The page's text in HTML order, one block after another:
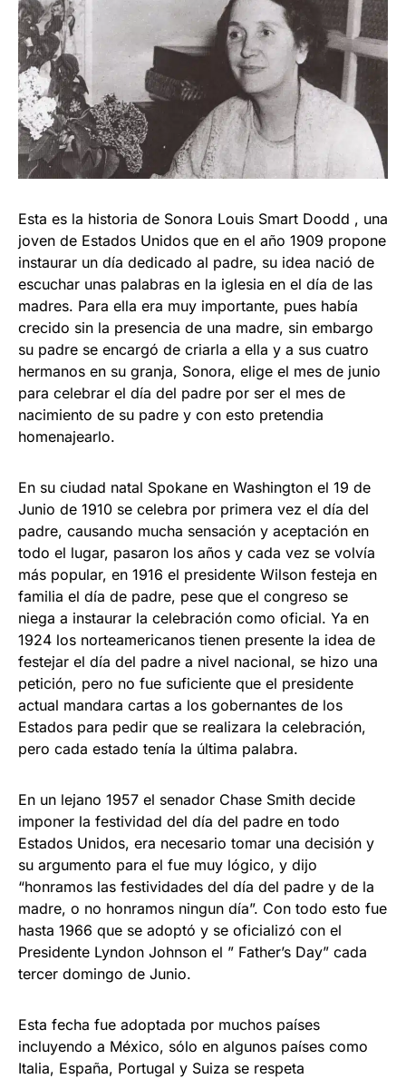
Esta es la historia de Sonora Louis Smart Doodd , una
joven de Estados Unidos que en el año 1909 propone
instaurar un día dedicado al padre, su idea nació de
escuchar unas palabras en la iglesia en el día de las
madres. Para ella era muy importante, pues había
crecido sin la presencia de una madre, sin embargo
su padre se encargó de criarla a ella y a sus cuatro
hermanos en su granja, Sonora, elige el mes de junio
para celebrar el día del padre por ser el mes de
nacimiento de su padre y con esto pretendia
homenajearlo.
En su ciudad natal Spokane en Washington el 19 de
Junio de 1910 se celebra por primera vez el día del
padre, causando mucha sensación y aceptación en
todo el lugar, pasaron los años y cada vez se volvía
más popular, en 1916 el presidente Wilson festeja en
familia el día de padre, pese que el congreso se
niega a instaurar la celebración como oficial. Ya en
1924 los norteamericanos tienen presente la idea de
festejar el día del padre a nivel nacional, se hizo una
petición, pero no fue suficiente que el presidente
actual mandara cartas a los gobernantes de los
Estados para pedir que se realizara la celebración,
pero cada estado tenía la última palabra.
En un lejano 1957 el senador Chase Smith decide
imponer la festividad del día del padre en todo
Estados Unidos, era necesario tomar una decisión y
su argumento para el fue muy lógico, y dijo
“honramos las festividades del día del padre y de la
madre, o no honramos ningun día”. Con todo esto fue
hasta 1966 que se adoptó y se oficializó con el
Presidente Lyndon Johnson el ” Father’s Day” cada
tercer domingo de Junio.
Esta fecha fue adoptada por muchos países
incluyendo a México, sólo en algunos países como
Italia, España, Portugal y Suiza se respeta